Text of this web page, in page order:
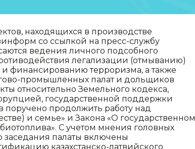
находящихся в производстве
со ссылкой на пресс-службу
ведения личного подсобного
легализации (отмыванию)
финансированию терроризма, а также
промышленных палат и дольщиков
относительно Земельного кодекса,
государственной поддержки
поручено продолжить работу над
и семье» и Закона «О государственном
С учетом мнения головных
заседания палаты включены
казахстанско-латвийского